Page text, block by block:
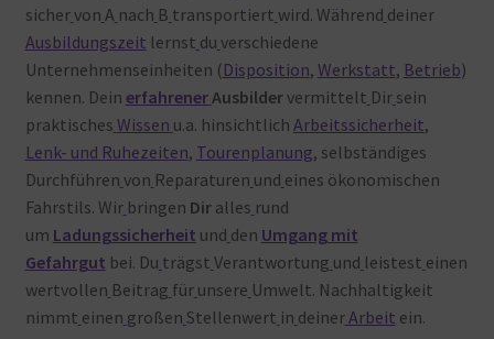
sichervon A nach B transportiert wird. Während deiner
Ausbildungszeit lernst du verschiedene
Unternehmenseinheiten ( Disposition, Werkstatt, Betrieb)
kennen. Dein erfahrenerAusbildervermittelt Dir sein
praktisches Wissen u.a. hinsichtlich Arbeitssicherheit,
Lenk- und Ruhezeiten, Tourenplanung, selbständiges
Durchführen von Reparaturen und eines ökonomischen
Fahrstils. Wir bringen Diralles rund
um Ladungssicherheit und den Umgang mit
Gefahrgut bei. Du trägst Verantwortung und leistest einen
wertvollen Beitrag für unsere Umwelt. Nachhaltigkeit
nimmt einen großen Stellenwert in deinerArbeit ein.